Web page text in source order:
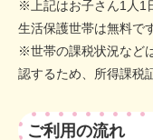
※上記はお子さん1人1
生活保護世帯は無料で
※世帯の課税状況など
認するため、所得課税
ご利用の流れ